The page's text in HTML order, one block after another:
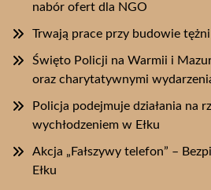
nabór ofert dla NGO
Trwają prace przy budowie
Święto Policji na Warmii i
oraz charytatywnymi
Policja podejmuje działania na
wychłodzeniem w Ełku
Akcja „Fałszywy telefon” –
Ełku